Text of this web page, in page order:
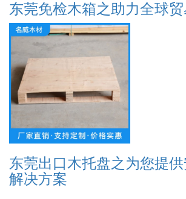
东莞免检木箱之助力全球
东莞出口木托盘之为您提
解决方案